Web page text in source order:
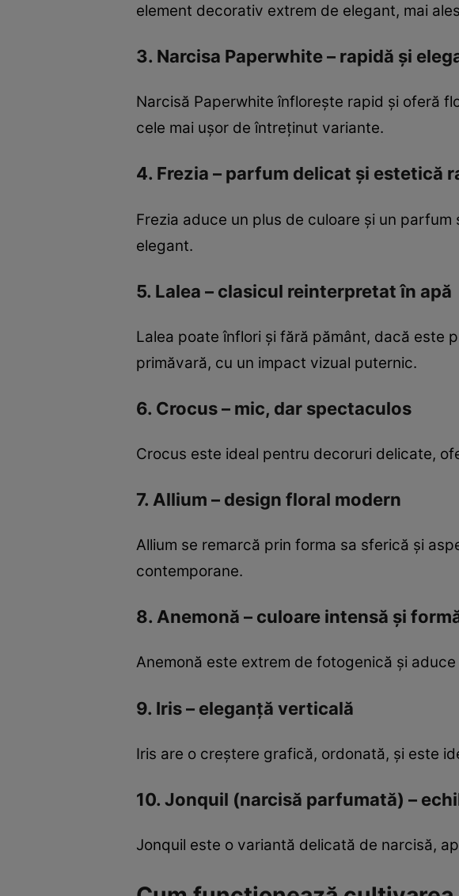
element decorativ extrem de elegant, mai
3. Narcisa Paperwhite – rapidă și
Narcisă Paperwhite înflorește rapid și oferă
cele mai ușor de întreținut variante.
4. Frezia – parfum delicat și estetică
Frezia aduce un plus de culoare și un
elegant.
5. Lalea – clasicul reinterpretat în apă
Lalea poate înflori și fără pământ, dacă este
primăvară, cu un impact vizual puternic.
6. Crocus – mic, dar spectaculos
Crocus este ideal pentru decoruri delicate,
7. Allium – design floral modern
Allium se remarcă prin forma sa sferică și
contemporane.
8. Anemonă – culoare intensă și
Anemonă este extrem de fotogenică și
9. Iris – eleganță verticală
Iris are o creștere grafică, ordonată, și este
10. Jonquil (narcisă parfumată) –
Jonquil este o variantă delicată de narcisă,